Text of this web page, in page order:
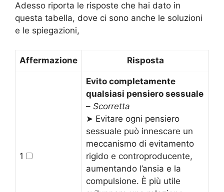
Adesso riporta le risposte che hai dato in
questa tabella, dove ci sono anche le soluzioni
e le spiegazioni,
Affermazione Risposta
1
Evito completamente
qualsiasi pensiero sessuale
– Scorretta
➤ Evitare ogni pensiero
sessuale può innescare un
meccanismo di evitamento
rigido e controproducente,
aumentando l’ansia e la
compulsione. È più utile